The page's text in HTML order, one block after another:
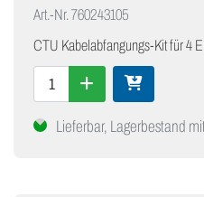
Art.-Nr.760243105
CTU Kabelabfangungs-Kit für 4
Lieferbar, Lagerbestand